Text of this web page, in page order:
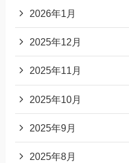
2026年1月
2025年12月
2025年11月
2025年10月
2025年9月
2025年8月